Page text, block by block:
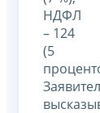
НДФЛ
– 124
(5